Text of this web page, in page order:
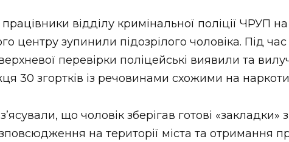
відділу кримінальної поліції ЧРУП на
центру зупинили підозрілого чоловіка. Під час
перевірки поліцейські виявили та
30 згортків із речовинами схожими на
що чоловік зберігав готові «закладки»
на території міста та отримання